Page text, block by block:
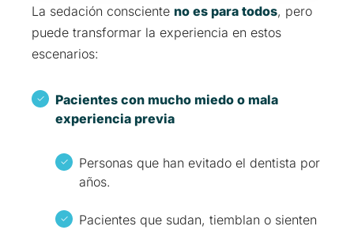
La sedación consciente no es para todos, pero
puede transformar la experiencia en estos
escenarios:
Pacientes con mucho miedo o mala
experiencia previa
Personas que han evitado el dentista por
años.
Pacientes que sudan, tiemblan o sienten